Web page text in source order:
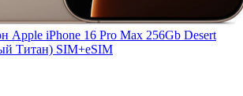
Apple iPhone 16 Pro Max 256Gb Desert
Титан) SIM+eSIM